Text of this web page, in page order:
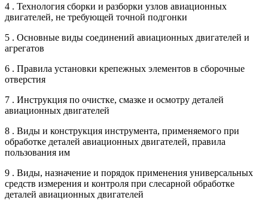
4 . Технология сборки и разборки узлов авиационных
двигателей, не требующей точной подгонки
5 . Основные виды соединений авиационных двигателей и
агрегатов
6 . Правила установки крепежных элементов в сборочные
отверстия
7 . Инструкция по очистке, смазке и осмотру деталей
авиационных двигателей
8 . Виды и конструкция инструмента, применяемого при
обработке деталей авиационных двигателей, правила
пользования им
9 . Виды, назначение и порядок применения универсальных
средств измерения и контроля при слесарной обработке
деталей авиационных двигателей